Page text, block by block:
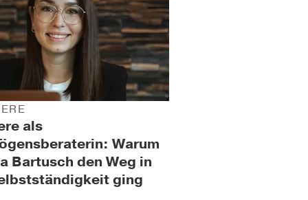
als
Warum
Bartusch den Weg in
ging